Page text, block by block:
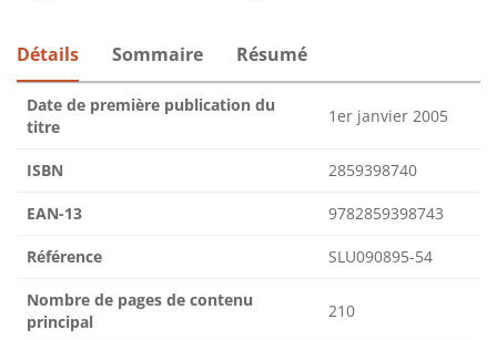
Détails Sommaire Résumé
Date de première publication du
titre
1er janvier 2005
ISBN 2859398740
EAN-13 9782859398743
Référence SLU090895-54
Nombre de pages de contenu
principal
210